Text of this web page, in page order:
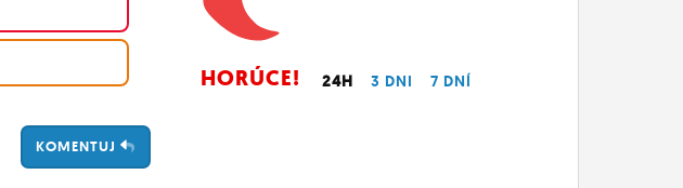
KOMENTUJ
HORÚCE! 24H 3 DNI 7 DNÍ